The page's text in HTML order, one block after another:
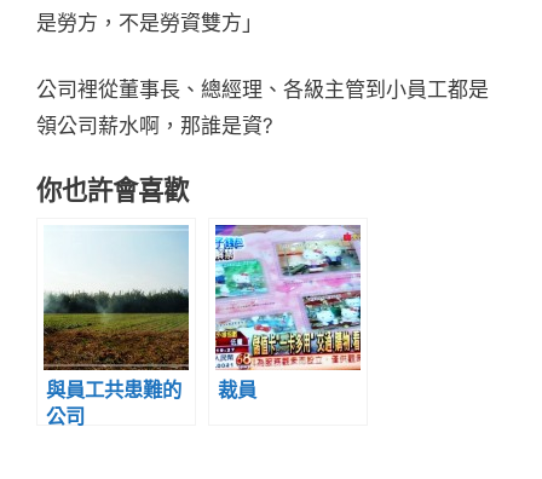
是勞方，不是勞資雙方」
公司裡從董事長、總經理、各級主管到小員工都是
領公司薪水啊，那誰是資?
你也許會喜歡
與員工共患難的
公司
裁員